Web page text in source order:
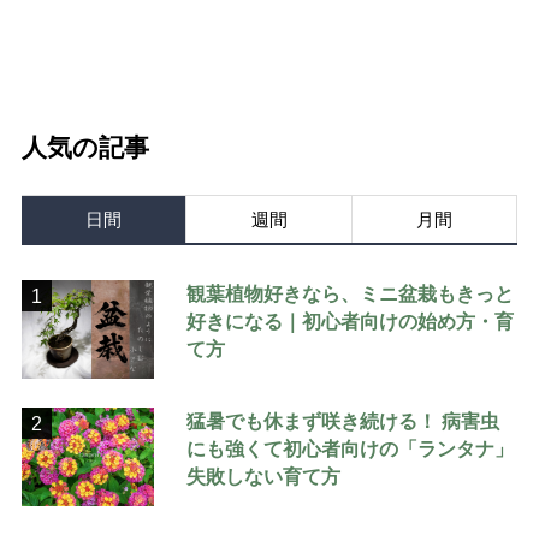
人気の記事
日間 週間 月間
1
観葉植物好きなら、ミニ盆栽もきっと
好きになる｜初心者向けの始め方・育
て方
2
猛暑でも休まず咲き続ける！ 病害虫
にも強くて初心者向けの「ランタナ」
失敗しない育て方